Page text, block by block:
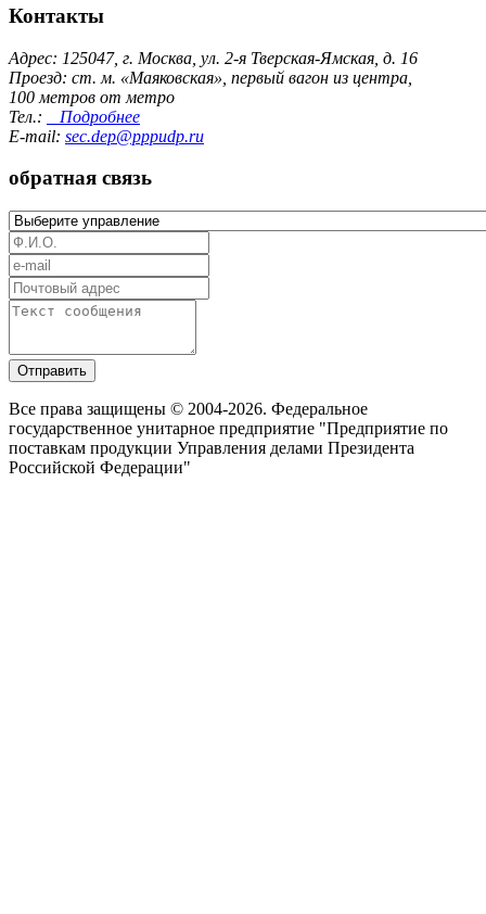
Контакты
Адрес: 125047, г. Москва, ул. 2-я Тверская-Ямская, д. 16
Проезд: ст. м. «Маяковская», первый вагон из центра,
100 метров от метро
Тел.:
Подробнее
E-mail: sec.dep@pppudp.ru
обратная связь
Отправить
Все права защищены © 2004-2026. Федеральное
государственное унитарное предприятие "Предприятие по
поставкам продукции Управления делами Президента
Российской Федерации"